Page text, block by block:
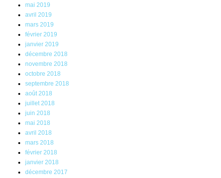
mai 2019
avril 2019
mars 2019
février 2019
janvier 2019
décembre 2018
novembre 2018
octobre 2018
septembre 2018
août 2018
juillet 2018
juin 2018
mai 2018
avril 2018
mars 2018
février 2018
janvier 2018
décembre 2017